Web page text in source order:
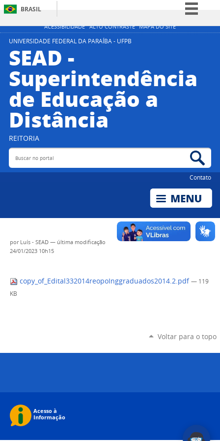
ACESSIBILIDADE ALTO CONTRASTE MAPA DO SITE
BRASIL
Simplifique!
Acesso à informação
Legislação
Canais
UNIVERSIDADE FEDERAL DA PARAÍBA - UFPB
SEAD -
Superintendência
de Educação a
Distância
REITORIA
Buscar no portal
Contato
por Luís - SEAD — última modificação
24/01/2023 10h15
copy_of_Edital332014reopoInggraduados2014.2.pdf — 119
KB
Voltar para o topo